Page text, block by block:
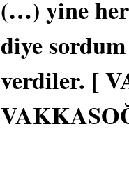
(…) yine her
diye
verdiler. [